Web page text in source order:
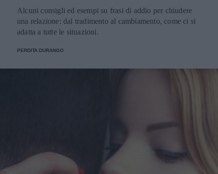
Alcuni consigli ed esempi su frasi di addio per chiudere
una relazione: dal tradimento al cambiamento, come ci si
adatta a tutte le situazioni.
PERDITA DURANGO